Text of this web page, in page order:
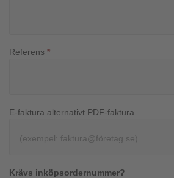
Referens *
E-faktura alternativt PDF-faktura
Krävs inköpsordernummer?